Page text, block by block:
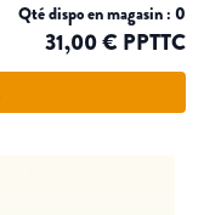
Qté dispo en magasin : 0
31,00 € PPTTC